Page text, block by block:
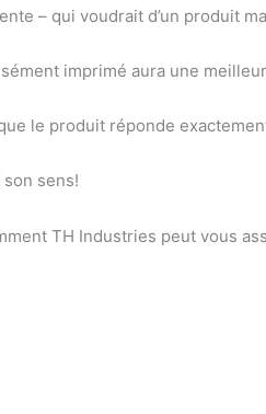
– qui voudrait d’un produit
imprimé aura une
le produit réponde
sens!
TH Industries peut vous